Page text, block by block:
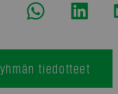
tiedotteet